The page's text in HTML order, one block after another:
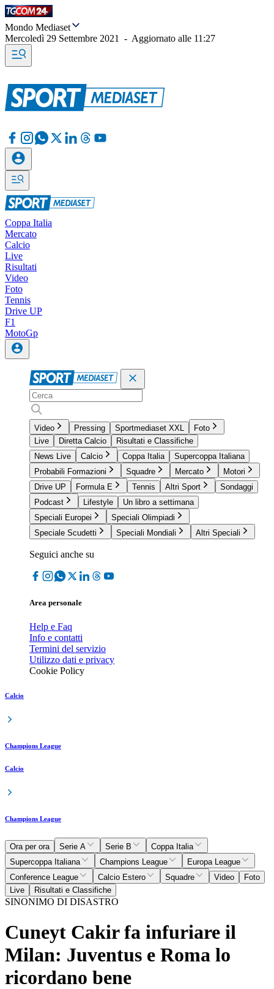
Mondo Mediaset
Mercoledì 29 Settembre 2021
- Aggiornato alle 11:27
Coppa Italia
Mercato
Calcio
Live
Risultati
Video
Foto
Tennis
Drive UP
F1
MotoGp
Video Pressing Sportmediaset XXL
Foto
Live
Diretta Calcio
Risultati e Classifiche
News Live
Calcio Coppa Italia
Supercoppa Italiana
Probabili Formazioni
Squadre Mercato
Motori
Drive UP
Formula E Tennis Altri Sport
Sondaggi
Podcast
Lifestyle
Un libro a settimana
Speciali Europei
Speciali Olimpiadi
Speciale Scudetti
Speciali Mondiali Altri Speciali
Seguici anche su
Area personale
Help e Faq
Info e contatti
Termini del servizio
Utilizzo dati e privacy
Cookie Policy
Calcio
Champions League
Calcio
Champions League
Ora per ora Serie A Serie B
Coppa Italia
Supercoppa Italiana
Champions League
Europa League
Conference League
Calcio Estero Squadre Video
Foto
Live
Risultati e Classifiche
SINONIMO DI DISASTRO
Cuneyt Cakir fa infuriare il
Milan: Juventus e Roma lo
ricordano bene